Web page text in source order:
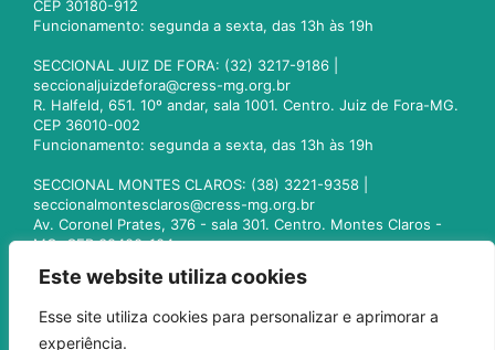
Este website utiliza cookies
Esse site utiliza cookies para personalizar e aprimorar a
experiência.
CEP 30180-912
Funcionamento: segunda a sexta, das 13h às 19h
SECCIONAL JUIZ DE FORA: (32) 3217-9186 |
seccionaljuizdefora@cress-mg.org.br
R. Halfeld, 651. 10º andar, sala 1001. Centro. Juiz de Fora-MG.
CEP 36010-002
Funcionamento: segunda a sexta, das 13h às 19h
SECCIONAL MONTES CLAROS: (38) 3221-9358 |
seccionalmontesclaros@cress-mg.org.br
Av. Coronel Prates, 376 - sala 301. Centro. Montes Claros -
MG. CEP 39400-104
seccionaluberlandia@cress-mg.org.br
Av. Afonso Pena, 547 - sala 101. Uberlândia - MG. CEP